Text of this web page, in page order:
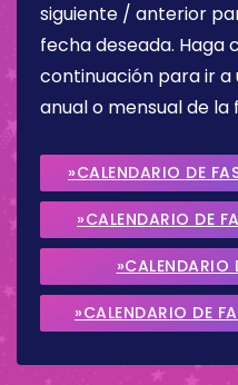
siguiente / anterior
fecha deseada. Haga
continuación para ir
anual o mensual de la
»CALENDARIO DE
»CALENDARIO DE
»CALENDARIO
»CALENDARIO DE